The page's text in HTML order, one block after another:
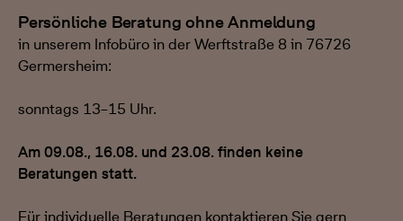
Persönliche Beratung ohne Anmeldung
in unserem Infobüro in der Werftstraße 8 in 76726
Germersheim:
sonntags 13–15 Uhr.
Am 09.08., 16.08. und 23.08. finden keine
Beratungen statt.
Für individuelle Beratungen kontaktieren Sie gern